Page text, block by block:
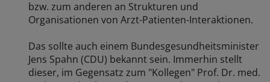
bzw. zum anderen an Strukturen und
Organisationen von Arzt-Patienten-Interaktionen.
Das sollte auch einem Bundesgesundheitsminister
Jens Spahn (CDU) bekannt sein. Immerhin stellt
dieser, im Gegensatz zum "Kollegen" Prof. Dr. med.